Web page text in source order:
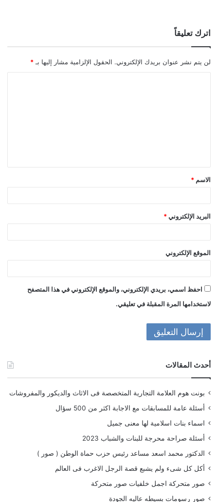
اترك تعليقاً
لن يتم نشر عنوان بريدك الإلكتروني. الحقول الإلزامية مشار إليها بـ *
ق
*
الاسم *
البريد الإلكتروني *
الموقع الإلكتروني
احفظ اسمي، بريدي الإلكتروني، والموقع الإلكتروني في هذا المتصفح
لاستخدامها المرة المقبلة في تعليقي.
أحدث المقالات
بونت هوم العلامة التجارية المتخصصة فى الاثاث والديكور والمفروشات
أسئلة عامة للمسابقات مع الاجابة اكثر من 500 سؤال
اسماء بنات اسلامية لها معنى جميل
أسئلة صراحة محرجة للبنات والشباب 2023
الدكتور محمد اسعد مساعد رئيس حزب حماة الوطن ( صور )
أكل كل شىء ولم يشبع قصة الرجل الاغرب فى العالم
صور متحركة اجمل خلفيات صور متحركة
صور رسومات بسيطه عاليه الجودة